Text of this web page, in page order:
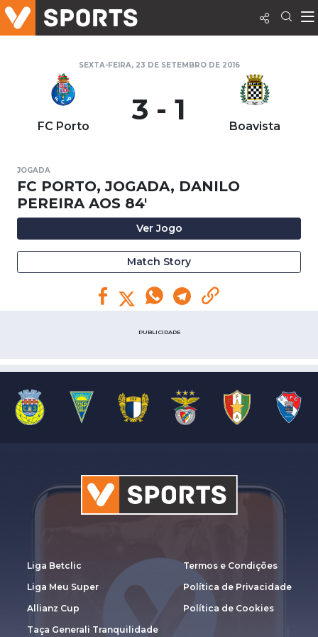
SEXTA-FEIRA, 23 DE SETEMBRO DE 2016
FC Porto 3 - 1 Boavista
JOGADA
FC PORTO, JOGADA, DANILO
PEREIRA AOS 84'
Ver Jogo
Match Story
PUBLICIDADE
Liga Betclic
Liga Meu Super
Allianz Cup
Taça Generali Tranquilidade
Termos e Condições
Política de Privacidade
Política de Cookies